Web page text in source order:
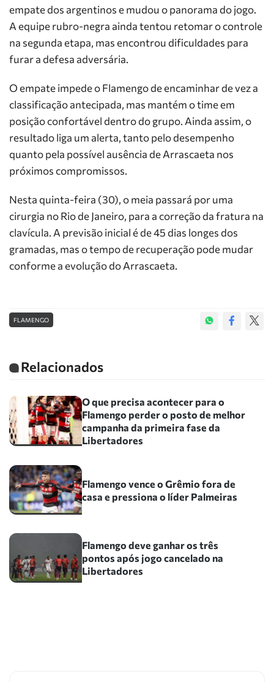
empate dos argentinos e mudou o panorama do jogo.
A equipe rubro-negra ainda tentou retomar o controle
na segunda etapa, mas encontrou dificuldades para
furar a defesa adversária.
O empate impede o Flamengo de encaminhar de vez a
classificação antecipada, mas mantém o time em
posição confortável dentro do grupo. Ainda assim, o
resultado liga um alerta, tanto pelo desempenho
quanto pela possível ausência de Arrascaeta nos
próximos compromissos.
Nesta quinta-feira (30), o meia passará por uma
cirurgia no Rio de Janeiro, para a correção da fratura na
clavícula. A previsão inicial é de 45 dias longes dos
gramadas, mas o tempo de recuperação pode mudar
conforme a evolução do Arrascaeta.
FLAMENGO
Relacionados
O que precisa acontecer para o
Flamengo perder o posto de melhor
campanha da primeira fase da
Libertadores
Flamengo vence o Grêmio fora de
casa e pressiona o líder Palmeiras
Flamengo deve ganhar os três
pontos após jogo cancelado na
Libertadores